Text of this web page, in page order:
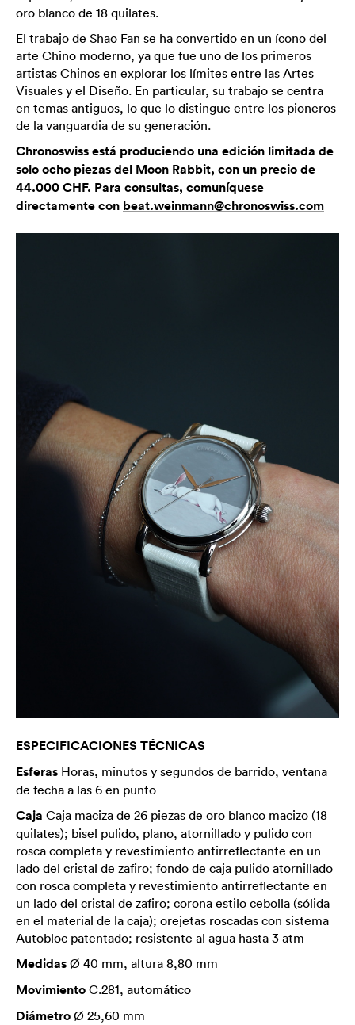
oro blanco de 18 quilates.
El trabajo de Shao Fan se ha convertido en un ícono del
arte Chino moderno, ya que fue uno de los primeros
artistas Chinos en explorar los límites entre las Artes
Visuales y el Diseño. En particular, su trabajo se centra
en temas antiguos, lo que lo distingue entre los pioneros
de la vanguardia de su generación.
Chronoswiss está produciendo una edición limitada de
solo ocho piezas del Moon Rabbit, con un precio de
44.000 CHF. Para consultas, comuníquese
directamente con beat.weinmann@chronoswiss.com
ESPECIFICACIONES TÉCNICAS
Esferas Horas, minutos y segundos de barrido, ventana
de fecha a las 6 en punto
Caja Caja maciza de 26 piezas de oro blanco macizo (18
quilates); bisel pulido, plano, atornillado y pulido con
rosca completa y revestimiento antirreflectante en un
lado del cristal de zafiro; fondo de caja pulido atornillado
con rosca completa y revestimiento antirreflectante en
un lado del cristal de zafiro; corona estilo cebolla (sólida
en el material de la caja); orejetas roscadas con sistema
Autobloc patentado; resistente al agua hasta 3 atm
Medidas Ø 40 mm, altura 8,80 mm
Movimiento C.281, automático
Diámetro Ø 25,60 mm